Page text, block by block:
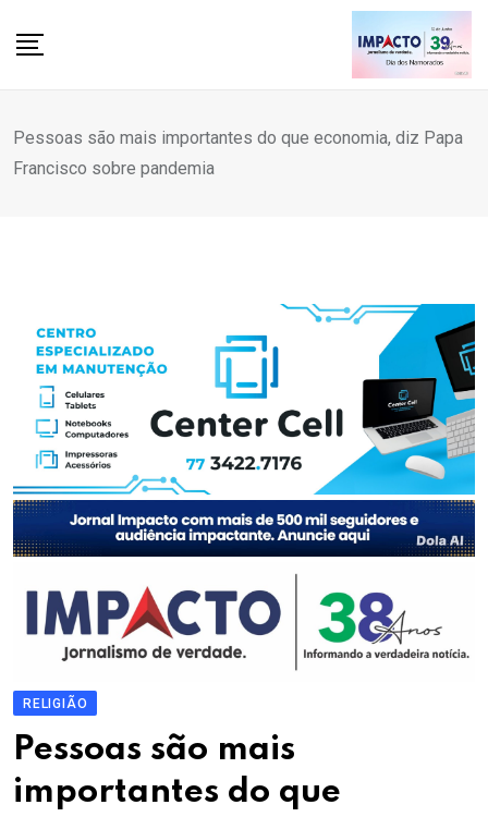
Pessoas são mais importantes do que economia, diz Papa
Francisco sobre pandemia
RELIGIÃO
Pessoas são mais
importantes do que